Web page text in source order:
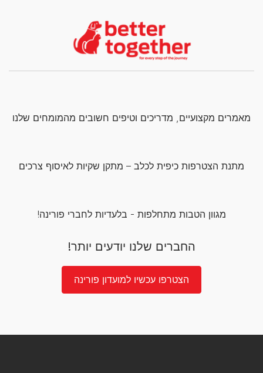
מאמרים מקצועיים, מדריכים וטיפים חשובים מהמומחים שלנו
מתנת הצטרפות כיפית לכלב – מתקן שקיות לאיסוף צרכים
מגוון הטבות מתחלפות - בלעדיות לחברי פורינה!
החברים שלנו יודעים יותר!
הצטרפו עכשיו למועדון פורינה